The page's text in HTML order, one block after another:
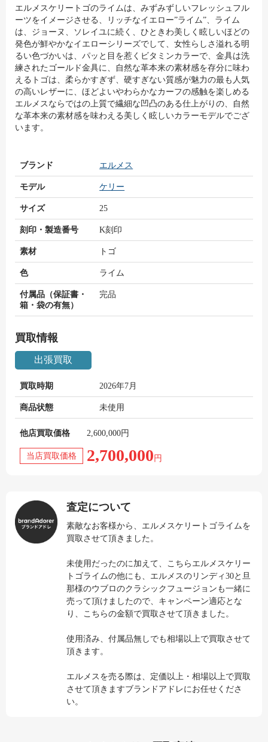
エルメスケリートゴのライムは、みずみずしいフレッシュフル
ーツをイメージさせる、リッチなイエロー”ライム”、ライム
は、ジョーヌ、ソレイユに続く、ひときわ美しく眩しいほどの
発色が鮮やかなイエローシリーズでして、女性らしさ溢れる明
るい色づかいは、パッと目を惹くビタミンカラーで、金具は洗
練されたゴールド金具に、自然な革本来の素材感を存分に味わ
えるトゴは、柔らかすぎず、硬すぎない質感が魅力の最も人気
の高いレザーに、ほどよいやわらかなカーフの感触を楽しめる
エルメスならではの上質で繊細な凹凸のある仕上がりの、自然
な革本来の素材感を味わえる美しく眩しいカラーモデルでござ
います。
ブランド エルメス
モデル ケリー
サイズ 25
刻印・製造番号 K刻印
素材 トゴ
色 ライム
付属品（保証書・
箱・袋の有無）
完品
買取情報
出張買取
買取時期 2026年7月
商品状態 未使用
他店買取価格 2,600,000円
当店買取価格 2,700,000 円
査定について
素敵なお客様から、エルメスケリートゴライムを
買取させて頂きました。
未使用だったのに加えて、こちらエルメスケリー
トゴライムの他にも、エルメスのリンディ30と旦
那様のウブロのクラシックフュージョンも一緒に
売って頂けましたので、キャンペーン適応とな
り、こちらの金額で買取させて頂きました。
使用済み、付属品無しでも相場以上で買取させて
頂きます。
エルメスを売る際は、定価以上・相場以上で買取
させて頂きますブランドアドレにお任せくださ
い。